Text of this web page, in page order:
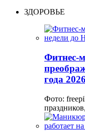
ЗДОРОВЬЕ
Фитнес-
года 2026
Фото: